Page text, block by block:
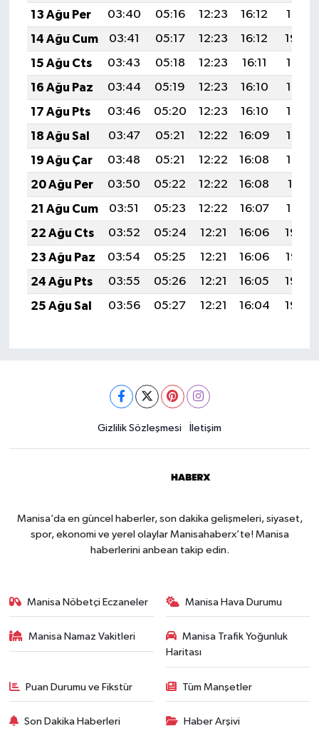
13 Ağu Per
03:40 05:16 12:23 16:12
19:21
14 Ağu Cum
03:41 05:17 12:23 16:12
19:20
15 Ağu Cts
03:43 05:18 12:23 16:11
19:18
16 Ağu Paz
03:44 05:19 12:23 16:10
19:17
17 Ağu Pts
03:46 05:20 12:23 16:10
19:15
18 Ağu Sal
03:47 05:21 12:22 16:09
19:14
19 Ağu Çar
03:48 05:21 12:22 16:08
19:13
20 Ağu Per
03:50 05:22 12:22 16:08
19:11
21 Ağu Cum
03:51 05:23 12:22 16:07
19:10
22 Ağu Cts
03:52 05:24 12:21 16:06
19:08
23 Ağu Paz
03:54 05:25 12:21 16:06
19:07
24 Ağu Pts
03:55 05:26 12:21 16:05
19:05
25 Ağu Sal
03:56 05:27 12:21 16:04 19:04
Gizlilik Sözleşmesi İletişim
Manisa’da en güncel haberler, son dakika gelişmeleri, siyaset,
spor, ekonomi ve yerel olaylar Manisahaberx’te! Manisa
haberlerini anbean takip edin.
Manisa Nöbetçi Eczaneler Manisa Hava Durumu
Manisa Namaz Vakitleri
Manisa Trafik Yoğunluk
Haritası
Puan Durumu ve Fikstür Tüm Manşetler
Son Dakika Haberleri Haber Arşivi